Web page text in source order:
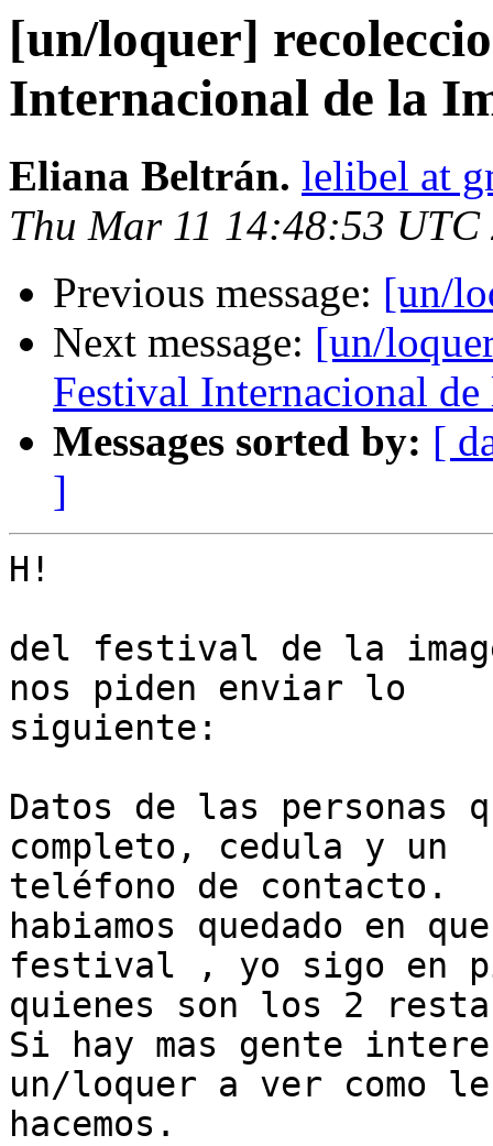
[un/loquer]
Internacional de la
Eliana Beltrán. lelibel at
Thu Mar 11 14:48:53 UTC
Previous message: [un/
Next message: [un/
Festival Internacional de
Messages sorted by: [
]
H!
del festival de la
nos piden enviar lo
siguiente:
Datos de las personas
completo, cedula y un
teléfono de contacto.
habiamos quedado en
festival , yo sigo en
quienes son los 2
Si hay mas gente
un/loquer a ver como le
hacemos.